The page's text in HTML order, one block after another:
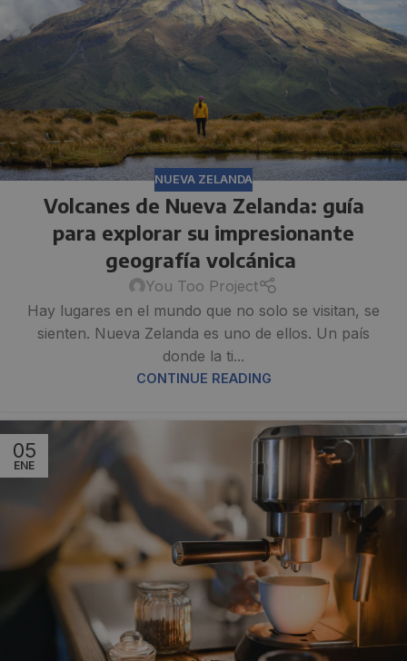
NUEVA ZELANDA
Volcanes de Nueva Zelanda: guía
para explorar su impresionante
geografía volcánica
You Too Project
Hay lugares en el mundo que no solo se visitan, se
sienten. Nueva Zelanda es uno de ellos. Un país
donde la ti...
CONTINUE READING
05
ENE